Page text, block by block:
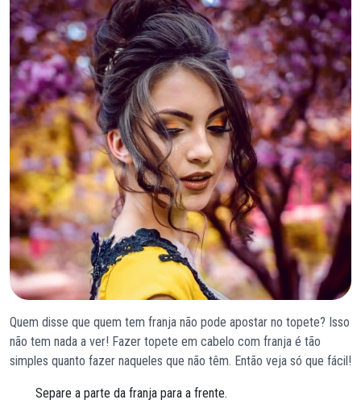
Quem disse que quem tem franja não pode apostar no topete? Isso
não tem nada a ver! Fazer topete em cabelo com franja é tão
simples quanto fazer naqueles que não têm. Então veja só que fácil!
Separe a parte da franja para a frente.